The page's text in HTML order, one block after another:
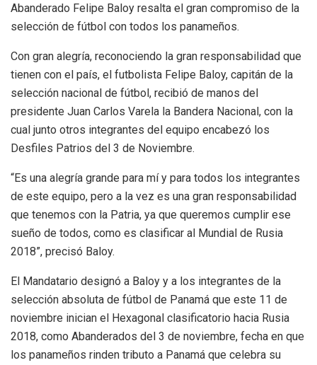
Abanderado Felipe Baloy resalta el gran compromiso de la
selección de fútbol con todos los panameños.
Con gran alegría, reconociendo la gran responsabilidad que
tienen con el país, el futbolista Felipe Baloy, capitán de la
selección nacional de fútbol, recibió de manos del
presidente Juan Carlos Varela la Bandera Nacional, con la
cual junto otros integrantes del equipo encabezó los
Desfiles Patrios del 3 de Noviembre.
“Es una alegría grande para mí y para todos los integrantes
de este equipo, pero a la vez es una gran responsabilidad
que tenemos con la Patria, ya que queremos cumplir ese
sueño de todos, como es clasificar al Mundial de Rusia
2018”, precisó Baloy.
El Mandatario designó a Baloy y a los integrantes de la
selección absoluta de fútbol de Panamá que este 11 de
noviembre inician el Hexagonal clasificatorio hacia Rusia
2018, como Abanderados del 3 de noviembre, fecha en que
los panameños rinden tributo a Panamá que celebra su